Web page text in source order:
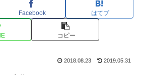
Facebook はてブ
コピー
2018.08.23 2019.05.31